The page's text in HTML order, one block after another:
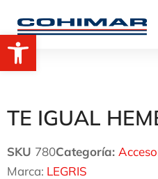
TE IGUAL
SKU 780Categoría:
Marca: LEGRIS
Abrir barra de herramientas